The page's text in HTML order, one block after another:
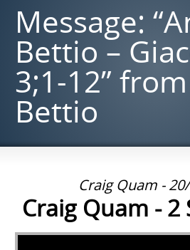
Message:
Bettio –
3;1-12”
Bettio
Craig Quam -
Craig Quam - 2